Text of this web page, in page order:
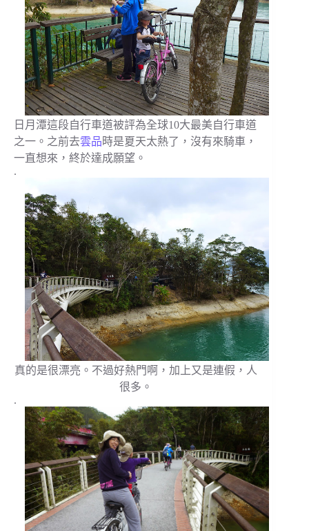
日月潭這段自行車道被評為全球10大最美自行車道
之一。之前去雲品時是夏天太熱了，沒有來騎車，
一直想來，終於達成願望。
.
真的是很漂亮。不過好熱門啊，加上又是連假，人
很多。
.